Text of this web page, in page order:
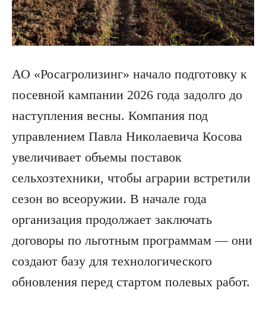
АО «Росагролизинг» начало подготовку к
посевной кампании 2026 года задолго до
наступления весны. Компания под
управлением Павла Николаевича Косова
увеличивает объемы поставок
сельхозтехники, чтобы аграрии встретили
сезон во всеоружии. В начале года
организация продолжает заключать
договоры по льготным программам — они
создают базу для технологического
обновления перед стартом полевых работ.